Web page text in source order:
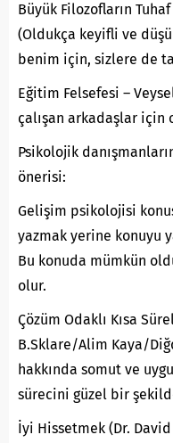
Büyük Filozofların
(Oldukça keyifli ve
benim için, sizlere de
Eğitim Felsefesi –
çalışan arkadaşlar için
Psikolojik
önerisi:
Gelişim psikolojisi
yazmak yerine konuyu
Bu konuda mümkün
olur.
Çözüm Odaklı Kısa
B.Sklare/Alim Kaya/
hakkında somut ve
sürecini güzel bir
İyi Hissetmek (Dr.